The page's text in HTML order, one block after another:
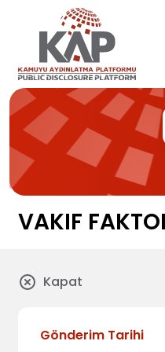
VAKIF
Kapat
Gönderim Tarihi